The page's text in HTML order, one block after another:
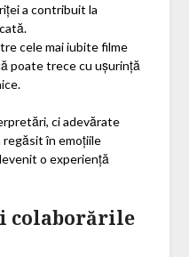
a contribuit la
cele mai iubite filme
poate trece cu ușurință
ci adevărate
în emoțiile
o experiență
colaborările